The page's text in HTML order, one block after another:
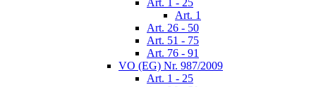
Art. 1
Art. 26 - 50
Art. 51 - 75
Art. 76 - 91
VO (EG) Nr. 987/2009
Art. 1 - 25